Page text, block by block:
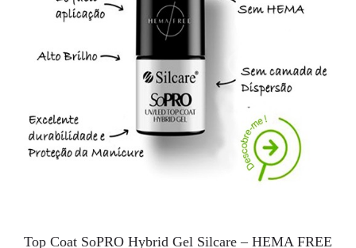
Top Coat SoPRO Hybrid Gel Silcare – HEMA FREE